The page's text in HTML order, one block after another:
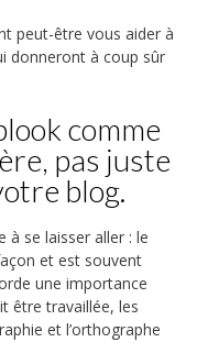
peut-être vous aider à
donneront à coup sûr
comme
pas juste
blog.
à se laisser aller : le
et est souvent
une importance
être travaillée, les
et l’orthographe